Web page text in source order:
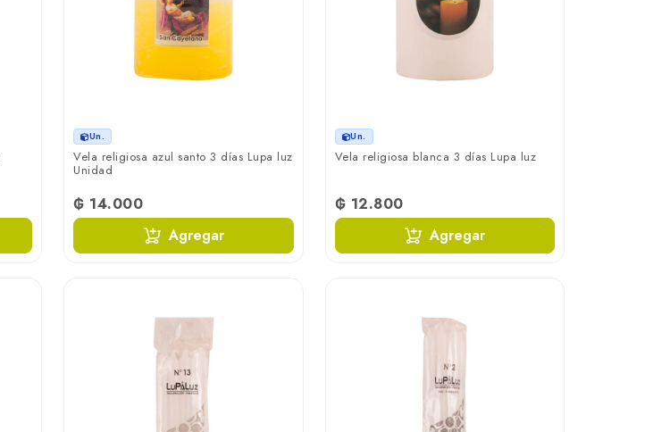
Un.
Vela religiosa azul santo 3 días Lupa luz
Unidad
₲ 14.000
Agregar
Un.
Vela religiosa blanca 3 días Lupa luz
₲ 12.800
Agregar